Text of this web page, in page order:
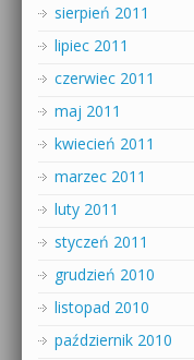
sierpień 2011
lipiec 2011
czerwiec 2011
maj 2011
kwiecień 2011
marzec 2011
luty 2011
styczeń 2011
grudzień 2010
listopad 2010
październik 2010